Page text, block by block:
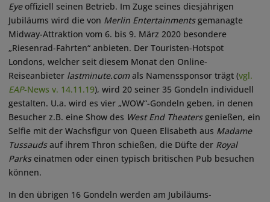
Eyeoffiziell seinen Betrieb. Im Zuge seines diesjährigen
Jubiläums wird die von Merlin Entertainmentsgemanagte
Midway-Attraktion vom 6. bis 9. März 2020 besondere
„Riesenrad-Fahrten“ anbieten. Der Touristen-Hotspot
Londons, welcher seit diesem Monat den Online-
Reiseanbieter lastminute.comals Namenssponsor trägt (vgl.
EAP-News v. 14.11.19), wird 20 seiner 35 Gondeln individuell
gestalten. U.a. wird es vier „WOW“-Gondeln geben, in denen
Besucher z.B. eine Show des West End Theatersgenießen, ein
Selfie mit der Wachsfigur von Queen Elisabeth aus Madame
Tussaudsauf ihrem Thron schießen, die Düfte der Royal
Parkseinatmen oder einen typisch britischen Pub besuchen
können.
In den übrigen 16 Gondeln werden am Jubiläums-